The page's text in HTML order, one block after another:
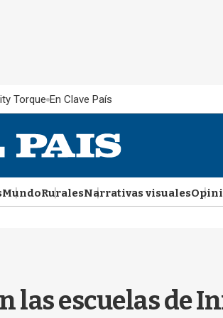
Torque En Clave País
MundoRuralesNarrativas visuales
las escuelas de